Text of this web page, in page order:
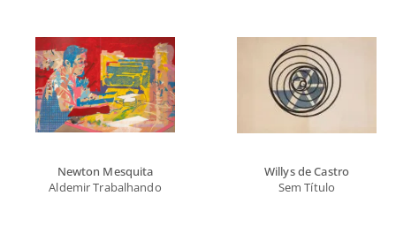
Newton Mesquita
Aldemir Trabalhando
Willys de Castro
Sem Título